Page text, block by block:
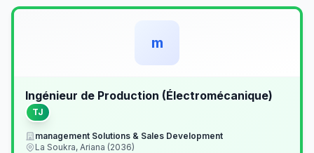
m
Ingénieur de Production (Électromécanique)
TJ
management Solutions & Sales Development
La Soukra, Ariana (2036)